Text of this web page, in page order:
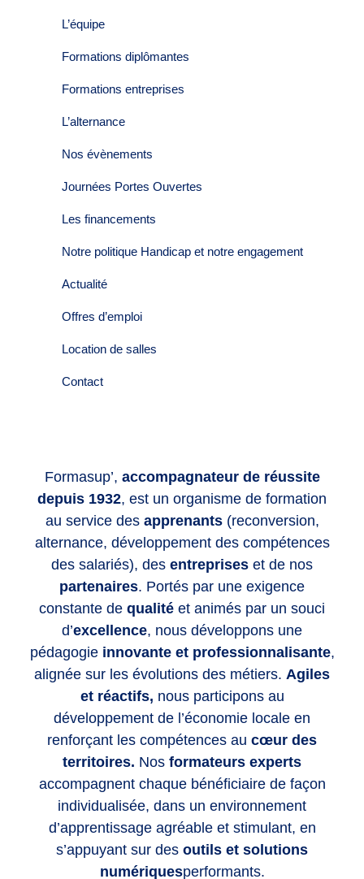
Formasup’, accompagnateur de réussite
depuis 1932, est un organisme de formation
au service des apprenants(reconversion,
alternance, développement des compétences
des salariés), des entreprises et de nos
partenaires. Portés par une exigence
constante de qualité et animés par un souci
d’excellence, nous développons une
pédagogie innovante et professionnalisante,
alignée sur les évolutions des métiers. Agiles
et réactifs, nous participons au
développement de l’économie locale en
renforçant les compétences au cœur des
territoires. Nos formateurs experts
accompagnent chaque bénéficiaire de façon
individualisée, dans un environnement
d’apprentissage agréable et stimulant, en
s’appuyant sur des outils et solutions
numériquesperformants.
L’équipe
Formations diplômantes
Formations entreprises
L’alternance
Nos évènements
Journées Portes Ouvertes
Les financements
Notre politique Handicap et notre engagement
Actualité
Offres d’emploi
Location de salles
Contact